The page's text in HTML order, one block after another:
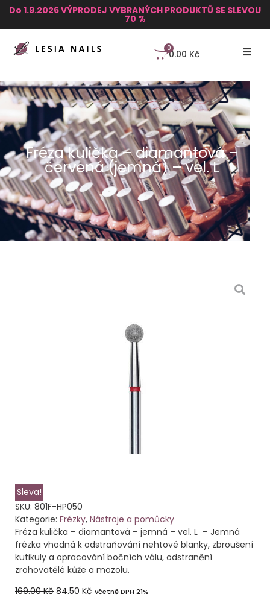
Do 1.9.2026 VÝPRODEJ VYBRANÝCH PRODUKTŮ SE SLEVOU
70 %
0.00 Kč
0
Fréza kulička – diamantová –
červená (jemná) – vel. L
Sleva!
SKU: 801F-HP050
Kategorie: Frézky, Nástroje a pomůcky
Fréza kulička – diamantová – jemná – vel. L – Jemná
frézka vhodná k odstraňování nehtové blanky, zbroušení
kutikuly a opracování bočních válu, odstranění
zrohovatělé kůže a mozolu.
169.00Kč 84.50 Kč včetně DPH 21%